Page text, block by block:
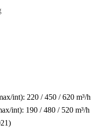
int): 220 / 450 / 620 m³/h
int): 190 / 480 / 520 m³/h